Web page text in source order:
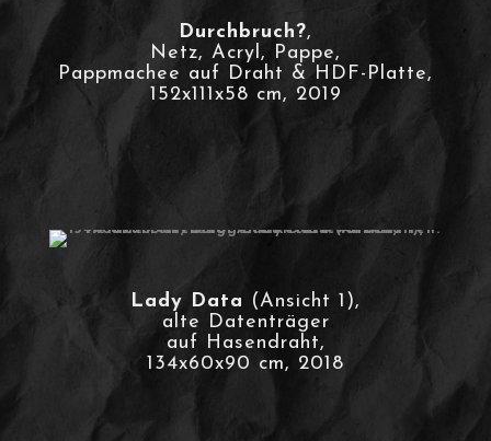
Durchbruch?,
Netz, Acryl, Pappe,
Pappmachee auf Draht & HDF-Platte,
152x111x58 cm, 2019
Lady Data (Ansicht 1),
alte Datenträger
auf Hasendraht,
134x60x90 cm, 2018